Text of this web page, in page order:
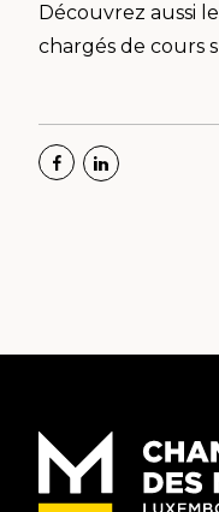
Découvrez aussi
chargés de cours